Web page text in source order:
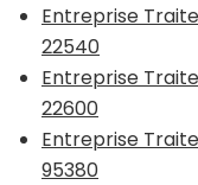
Entreprise
22540
Entreprise
22600
Entreprise
95380